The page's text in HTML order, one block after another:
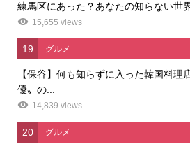
練馬区にあった？あなたの知らない世
15,655 views
19 グルメ
【保谷】何も知らずに入った韓国料理
優〟の...
14,839 views
20 グルメ